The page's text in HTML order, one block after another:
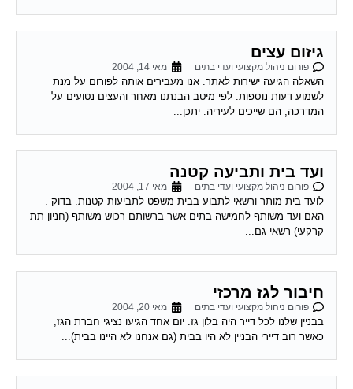
גיזום עצים
פורום ניהול מקצועי ועדי בתים
השאלה הגיעה ישירות לאתר. אנו מעבירים אותה לפורום על מנת
לשמוע דעות נוספות. לפי מיטב הבנתנו מאחר והעצים נטועים על
המדרכה, הם שייכים לעיריה. יתכן...
ועד בית ותביעה קטנה
פורום ניהול מקצועי ועדי בתים
לועד בית מותר ורשאי לתבוע בבית משפט לתביעות קטנות. בדוק .
האם ועד משותף לחמישה בתים אשר ברשותם רכוש משותף (חניון תת
קרקעי) רשאי גם...
חיבור לגז מרכזי
פורום ניהול מקצועי ועדי בתים
בבניין שלנו לכל דייר היה בלון גז. יום אחד הגיעו נציגי חברת הגז,
כאשר רוב דיירי הבניין לא היו בבית (גם אנחנו לא היינו בבית)...
דירות גן ודירות גג